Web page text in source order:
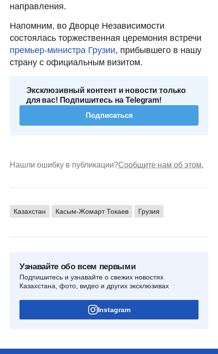
направления.
Напомним, во Дворце Независимости
состоялась торжественная церемония встречи
премьер-министра Грузии, прибывшего в нашу
страну с официальным визитом.
Эксклюзивный контент и новости только
для вас! Подпишитесь на Telegram!
Подписаться
Нашли ошибку в публикации?Сообщите нам об этом.
Казахстан Касым-Жомарт Токаев Грузия
Узнавайте обо всем первыми
Подпишитесь и узнавайте о свежих новостях
Казахстана, фото, видео и других эксклюзивах
Instagram